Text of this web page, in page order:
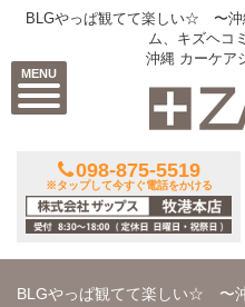
MENU
BLGやっぱ観てて楽しい☆ 〜沖
ム、キズヘコ
沖縄 カーケア
098-875-5519
※タップして今すぐ電話をかける
BLGやっぱ観てて楽しい☆ 〜